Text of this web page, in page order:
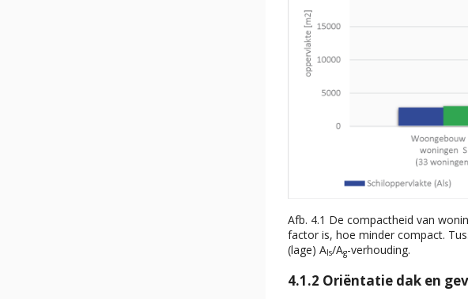
Afb. 4.1 De compactheid van
factor is, hoe minder compact.
(lage) Als/Ag-verhouding.
4.1.2 Oriëntatie dak en